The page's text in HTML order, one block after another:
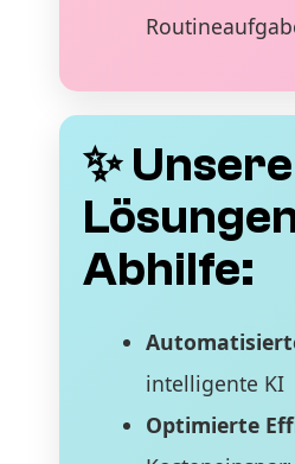
✨
Abhilfe:
intelligente KI
Optimierte